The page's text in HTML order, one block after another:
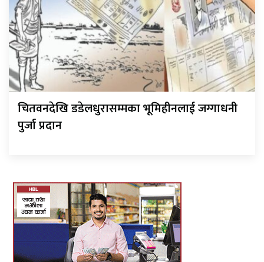
चितवनदेखि डडेलधुरासम्मका भूमिहीनलाई जग्गाधनी
पुर्जा प्रदान